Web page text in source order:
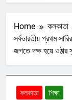
Home
কলকাতা
সর্বভারতীয় প্রথম
জগতে দক্ষ হয়ে ওঠার
কলকাতা শিক্ষা